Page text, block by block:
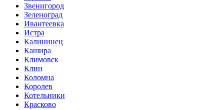
Звенигород
Зеленоград
Ивантеевка
Истра
Калининец
Кашира
Климовск
Клин
Коломна
Королев
Котельники
Красково